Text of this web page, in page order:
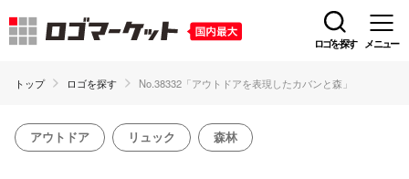
ロゴを探す メニュー
トップ ロゴを探す No.38332「アウトドアを表現したカバンと森」
アウトドア リュック 森林